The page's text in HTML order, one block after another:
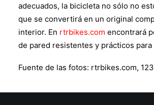
adecuados, la bicicleta no sólo no
que se convertirá en un original
interior. En rtrbikes.com encontrará
de pared resistentes y prácticos
Fuente de las fotos: rtrbikes.com,